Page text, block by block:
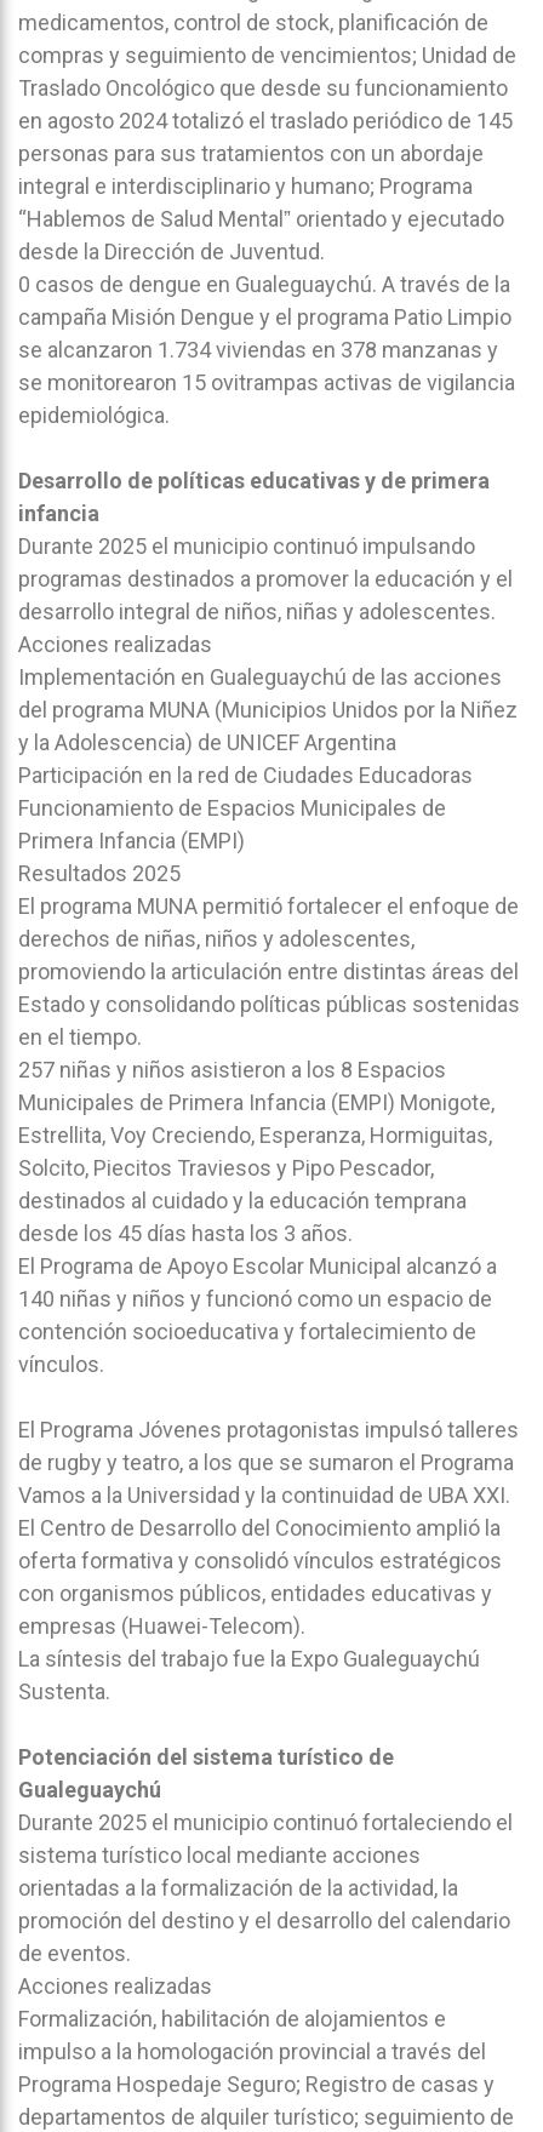
medicamentos, control de stock, planificación de
compras y seguimiento de vencimientos; Unidad de
Traslado Oncológico que desde su funcionamiento
en agosto 2024 totalizó el traslado periódico de 145
personas para sus tratamientos con un abordaje
integral e interdisciplinario y humano; Programa
“Hablemos de Salud Mentalˮ orientado y ejecutado
desde la Dirección de Juventud.
0 casos de dengue en Gualeguaychú. A través de la
campaña Misión Dengue y el programa Patio Limpio
se alcanzaron 1.734 viviendas en 378 manzanas y
se monitorearon 15 ovitrampas activas de vigilancia
epidemiológica.
Desarrollo de políticas educativas y de primera
infancia
Durante 2025 el municipio continuó impulsando
programas destinados a promover la educación y el
desarrollo integral de niños, niñas y adolescentes.
Acciones realizadas
Implementación en Gualeguaychú de las acciones
del programa MUNA (Municipios Unidos por la Niñez
y la Adolescencia) de UNICEF Argentina
Participación en la red de Ciudades Educadoras
Funcionamiento de Espacios Municipales de
Primera Infancia (EMPI)
Resultados 2025
El programa MUNA permitió fortalecer el enfoque de
derechos de niñas, niños y adolescentes,
promoviendo la articulación entre distintas áreas del
Estado y consolidando políticas públicas sostenidas
en el tiempo.
257 niñas y niños asistieron a los 8 Espacios
Municipales de Primera Infancia (EMPI) Monigote,
Estrellita, Voy Creciendo, Esperanza, Hormiguitas,
Solcito, Piecitos Traviesos y Pipo Pescador,
destinados al cuidado y la educación temprana
desde los 45 días hasta los 3 años.
El Programa de Apoyo Escolar Municipal alcanzó a
140 niñas y niños y funcionó como un espacio de
contención socioeducativa y fortalecimiento de
vínculos.
El Programa Jóvenes protagonistas impulsó talleres
de rugby y teatro, a los que se sumaron el Programa
Vamos a la Universidad y la continuidad de UBA XXI.
El Centro de Desarrollo del Conocimiento amplió la
oferta formativa y consolidó vínculos estratégicos
con organismos públicos, entidades educativas y
empresas (Huawei-Telecom).
La síntesis del trabajo fue la Expo Gualeguaychú
Sustenta.
Potenciación del sistema turístico de
Gualeguaychú
Durante 2025 el municipio continuó fortaleciendo el
sistema turístico local mediante acciones
orientadas a la formalización de la actividad, la
promoción del destino y el desarrollo del calendario
de eventos.
Acciones realizadas
Formalización, habilitación de alojamientos e
impulso a la homologación provincial a través del
Programa Hospedaje Seguro; Registro de casas y
departamentos de alquiler turístico; seguimiento de